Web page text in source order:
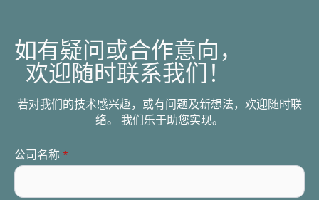
如有疑问或合作意向，
欢迎随时联系我们！
若对我们的技术感兴趣，或有问题及新想法，欢迎随时联
络。 我们乐于助您实现。
公司名称 *